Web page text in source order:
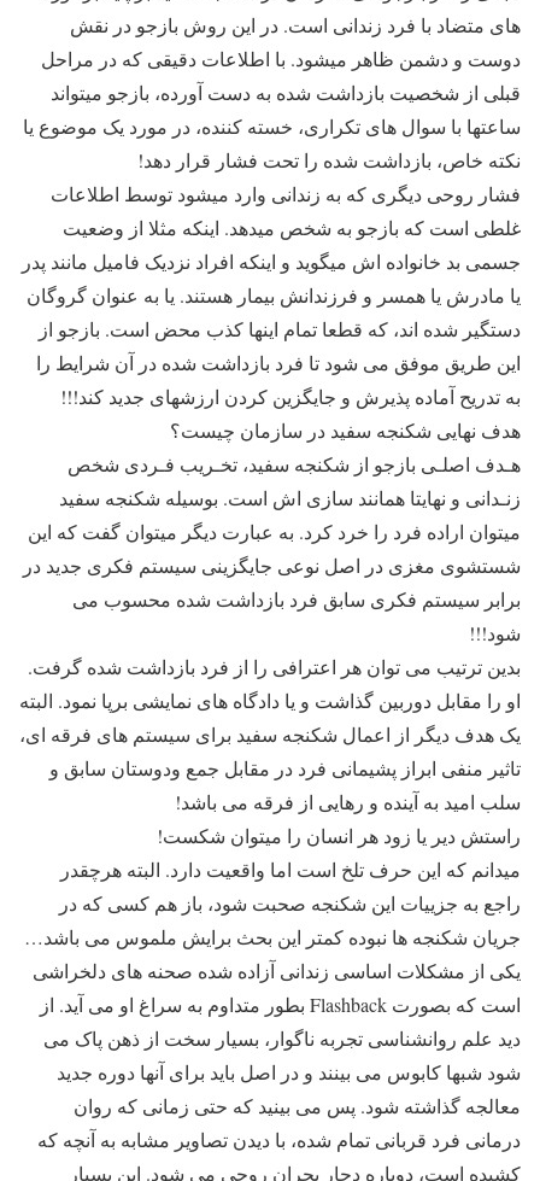
های متضاد با فرد زندانی است. در این روش بازجو در نقش
دوست و دشمن ظاهر میشود. با اطلاعات دقیقی که در مراحل
قبلی از شخصیت بازداشت شده به دست آورده، بازجو میتواند
ساعتها با سوال های تکراری، خسته کننده، در مورد یک موضوع یا
نکته خاص، بازداشت شده را تحت فشار قرار دهد!
فشار روحی دیگری که به زندانی وارد میشود توسط اطلاعات
غلطی است که بازجو به شخص میدهد. اینکه مثلا از وضعیت
جسمی بد خانواده اش میگوید و اینکه افراد نزدیک فامیل مانند پدر
یا مادرش یا همسر و فرزندانش بیمار هستند. یا به عنوان گروگان
دستگیر شده اند، که قطعا تمام اینها کذب محض است. بازجو از
این طریق موفق می شود تا فرد بازداشت شده در آن شرایط را
به تدریح آماده پذیرش و جایگزین کردن ارزشهای جدید کند!!!
هدف نهایی شکنجه سفید در سازمان چیست؟
هـدف اصلـی بازجو از شکنجه سفید، تخـریب فـردی شخص
زنـدانی و نهایتا همانند سازی اش است. بوسیله شکنجه سفید
میتوان اراده فرد را خرد کرد. به عبارت دیگر میتوان گفت که این
شستشوی مغزی در اصل نوعی جایگزینی سیستم فکری جدید در
برابر سیستم فکری سابق فرد بازداشت شده محسوب می
شود!!!
بدین ترتیب می توان هر اعترافی را از فرد بازداشت شده گرفت.
او را مقابل دوربین گذاشت و یا دادگاه های نمایشی برپا نمود. البته
یک هدف دیگر از اعمال شکنجه سفید برای سیستم های فرقه ای،
تاثیر منفی ابراز پشیمانی فرد در مقابل جمع ودوستان سابق و
سلب امید به آینده و رهایی از فرقه می باشد!
راستش دیر یا زود هر انسان را میتوان شکست!
میدانم که این حرف تلخ است اما واقعیت دارد. البته هرچقدر
راجع به جزییات این شکنجه صحبت شود، باز هم کسی که در
جریان شکنجه ها نبوده کمتر این بحث برایش ملموس می باشد…
یکی از مشکلات اساسی زندانی آزاده شده صحنه های دلخراشی
است که بصورت Flashback بطور متداوم به سراغ او می آید. از
دید علم روانشناسی تجربه ناگوار، بسیار سخت از ذهن پاک می
شود شبها کابوس می بینند و در اصل باید برای آنها دوره جدید
معالجه گذاشته شود. پس می بینید که حتی زمانی که روان
درمانی فرد قربانی تمام شده، با دیدن تصاویر مشابه به آنچه که
کشیده است، دوباره دچار بحران روحی می شود. این بسیار